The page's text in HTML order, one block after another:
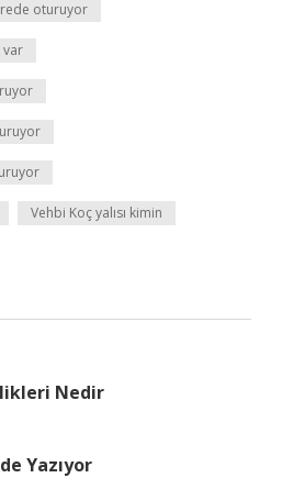
oturuyor
var
Vehbi Koç yalısı kimin
Nedir
Yazıyor